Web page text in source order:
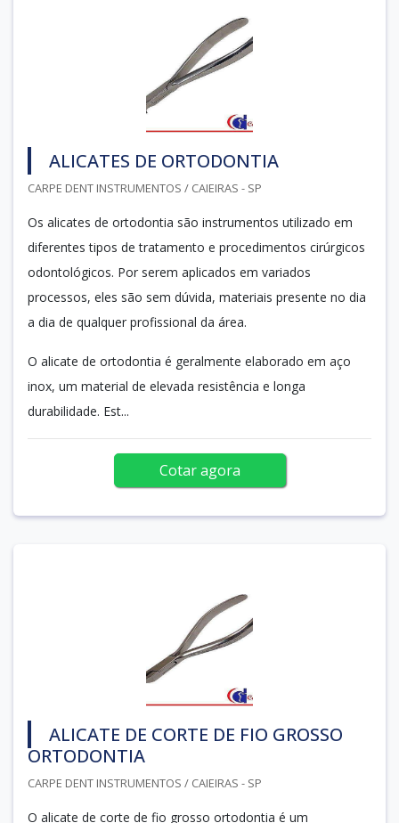
ALICATES DE ORTODONTIA
CARPE DENT INSTRUMENTOS / CAIEIRAS - SP
Os alicates de ortodontia são instrumentos utilizado em
diferentes tipos de tratamento e procedimentos cirúrgicos
odontológicos. Por serem aplicados em variados
processos, eles são sem dúvida, materiais presente no dia
a dia de qualquer profissional da área.
O alicate de ortodontia é geralmente elaborado em aço
inox, um material de elevada resistência e longa
durabilidade. Est...
Cotar agora
ALICATE DE CORTE DE FIO GROSSO
ORTODONTIA
CARPE DENT INSTRUMENTOS / CAIEIRAS - SP
O alicate de corte de fio grosso ortodontia é um